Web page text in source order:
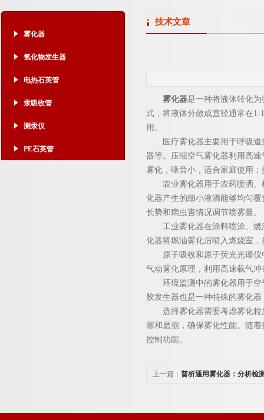
雾化器
氢化物发生器
电热石英管
汞吸收管
测汞仪
PE石英管
技术文章
雾化器是一种将液体转化
式，将液体分散成直径通常在
用。
医疗雾化器主要用于呼吸道
器等。压缩空气雾化器利用高
雾化，噪音小，适合家庭使用
农业雾化器用于农药喷洒、
化器产生的细小液滴能够均匀
长势和病虫害情况调节喷雾量。
工业雾化器在涂料喷涂、燃
化器将燃油雾化后喷入燃烧室
原子吸收和原子荧光光谱仪
气动雾化原理，利用高速载气
环境监测中的雾化器用于空气
胶发生器也是一种特殊的雾化
选择雾化器需要考虑雾化粒
塞和磨损，确保雾化性能。随
控制功能。
上一篇： 普析通用雾化器：分析检